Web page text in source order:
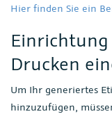
Hier finden Sie ein
Einrichtung
Drucken
Um Ihr generiertes
hinzuzufügen,